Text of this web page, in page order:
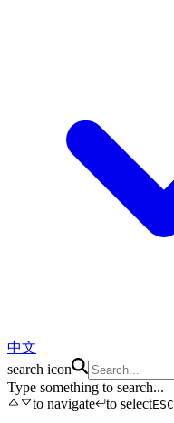
中文
search icon
Type something to search...
to navigate
to selectESC